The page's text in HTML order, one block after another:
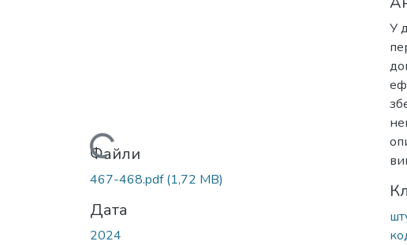
Вантажиться...
Файли
467-468.pdf(1,72 MB)
Дата
2024
У